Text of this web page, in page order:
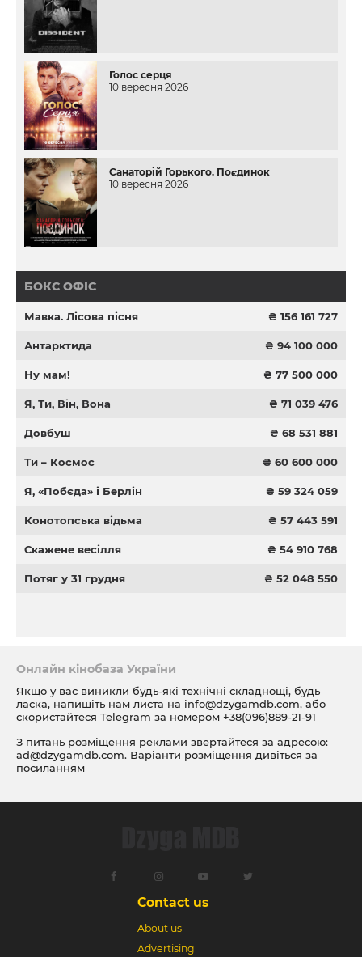
Голос серця
10 вересня 2026
Санаторій Горького. Поєдинок
10 вересня 2026
БОКС ОФІС
Мавка. Лісова пісня ₴ 156 161 727
Антарктида ₴ 94 100 000
Ну мам! ₴ 77 500 000
Я, Ти, Він, Вона ₴ 71 039 476
Довбуш ₴ 68 531 881
Ти – Космос ₴ 60 600 000
Я, «Побєда» і Берлін ₴ 59 324 059
Конотопська відьма ₴ 57 443 591
Скажене весілля ₴ 54 910 768
Потяг у 31 грудня ₴ 52 048 550
Онлайн кінобаза України
Якщо у вас виникли будь-які технічні складнощі, будь
ласка, напишіть нам листа на info@dzygamdb.com, або
скористайтеся Telegram за номером +38(096)889-21-91
З питань розміщення реклами звертайтеся за адресою:
ad@dzygamdb.com. Варіанти розміщення дивіться за
посиланням
Contact us
About us
Advertising